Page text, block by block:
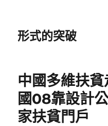
形式的突破
中國多維扶
國08靠設計
家扶貧門戶